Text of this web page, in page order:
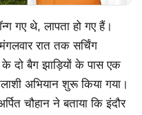
गए थे, लापता हो गए हैं।
रात तक सर्चिंग
के दो बैग झाड़ियों के पास एक
अभियान शुरू किया गया।
चौहान ने बताया कि इंदौर